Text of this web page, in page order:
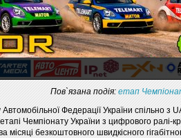
Пов`язана подія: етап
Федерації України спільно з
Чемпіонату України з цифрового ралі-
місяці безкоштовного швидкісного